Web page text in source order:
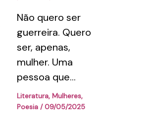
Não quero ser
guerreira. Quero
ser, apenas,
mulher. Uma
pessoa que…
Literatura, Mulheres,
Poesia/09/05/2025